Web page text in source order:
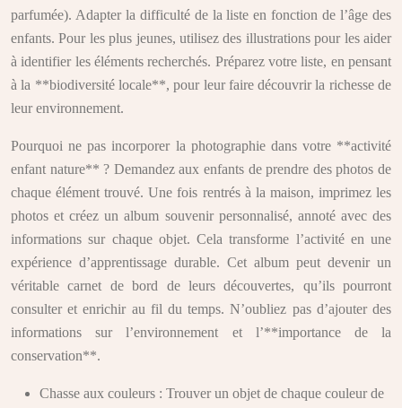
parfumée). Adapter la difficulté de la liste en fonction de l’âge des
enfants. Pour les plus jeunes, utilisez des illustrations pour les aider
à identifier les éléments recherchés. Préparez votre liste, en pensant
à la **biodiversité locale**, pour leur faire découvrir la richesse de
leur environnement.
Pourquoi ne pas incorporer la photographie dans votre **activité
enfant nature** ? Demandez aux enfants de prendre des photos de
chaque élément trouvé. Une fois rentrés à la maison, imprimez les
photos et créez un album souvenir personnalisé, annoté avec des
informations sur chaque objet. Cela transforme l’activité en une
expérience d’apprentissage durable. Cet album peut devenir un
véritable carnet de bord de leurs découvertes, qu’ils pourront
consulter et enrichir au fil du temps. N’oubliez pas d’ajouter des
informations sur l’environnement et l’**importance de la
conservation**.
Chasse aux couleurs : Trouver un objet de chaque couleur de